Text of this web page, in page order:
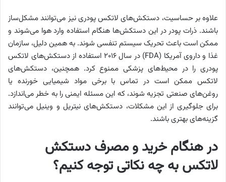
علاوه بر حساسیت، دستکش‌های لاتکس پودری نیز می‌توانند مشکل‌ساز
باشند. ذرات پودر در این دستکش‌ها هنگام استفاده وارد هوا می‌شوند و
ممکن است باعث تحریک سیستم تنفسی شوند. به همین دلیل، سازمان
غذا و داروی آمریکا (FDA) در سال ۲۰۱۶ استفاده از دستکش‌های لاتکس
پودری را در محیط‌های پزشکی ممنوع کرد. همچنین، دستکش‌های
لاتکس ممکن است در تماس با برخی مواد شیمیایی خورنده یا
روغن‌های صنعتی تجزیه شوند، که این مسئله ایمنی را به خطر می‌اندازد.
برای جلوگیری از این مشکلات، دستکش‌های نیتریل و وینیل می‌توانند
گزینه‌های بهتری باشند.
در هنگام خرید و مصرف دستکش
لاتکس به چه نکاتی توجه کنیم؟